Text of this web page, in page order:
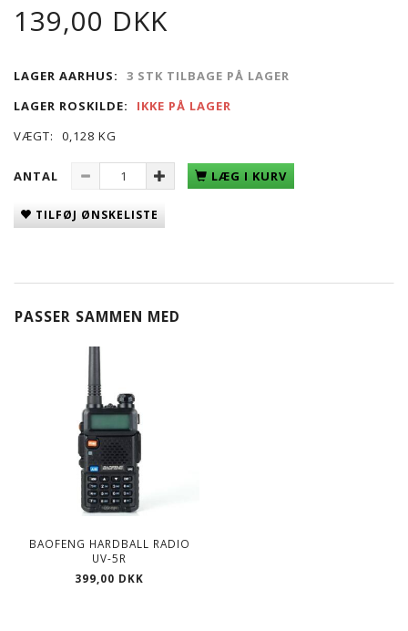
139,00 DKK
LAGER AARHUS:
3 STK TILBAGE PÅ LAGER
LAGER ROSKILDE:
IKKE PÅ LAGER
VÆGT:
0,128 KG
ANTAL LÆG I KURV
TILFØJ ØNSKELISTE
PASSER SAMMEN MED
BAOFENG HARDBALL RADIO
UV-5R
399,00 DKK